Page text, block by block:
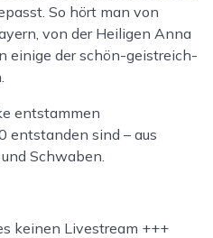
So hört man von
von der Heiligen Anna
einige der schön-geistreich-
entstammen
entstanden sind – aus
Schwaben.
keinen Livestream +++